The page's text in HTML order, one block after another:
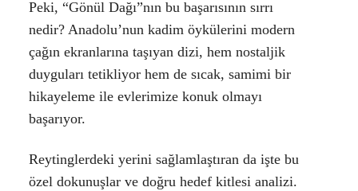
Peki, “Gönül Dağı”nın bu başarısının sırrı
nedir? Anadolu’nun kadim öykülerini modern
çağın ekranlarına taşıyan dizi, hem nostaljik
duyguları tetikliyor hem de sıcak, samimi bir
hikayeleme ile evlerimize konuk olmayı
başarıyor.
Reytinglerdeki yerini sağlamlaştıran da işte bu
özel dokunuşlar ve doğru hedef kitlesi analizi.